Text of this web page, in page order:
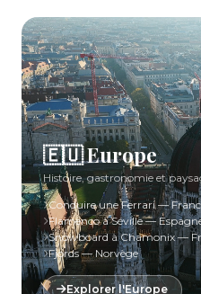
🇪🇺 Europe
Histoire, gastronomie et
Conduire une Ferrari —
Flamenco à Séville —
Snowboard à Chamonix —
Fjords — Norvège
Explorer l'Europe